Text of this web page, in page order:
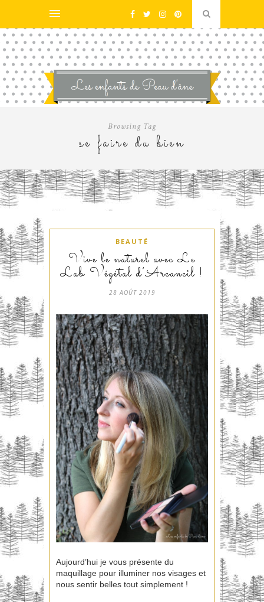
Browsing Tag
se faire du bien
BEAUTÉ
Vive le naturel avec Le
Lab Végétal d’Arcancil !
28 AOÛT 2019
Aujourd’hui je vous présente du
maquillage pour illuminer nos visages et
nous sentir belles tout simplement !